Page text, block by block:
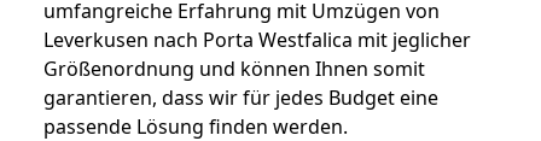
umfangreiche Erfahrung mit Umzügen von
Leverkusen nach Porta Westfalica mit jeglicher
Größenordnung und können Ihnen somit
garantieren, dass wir für jedes Budget eine
passende Lösung finden werden.